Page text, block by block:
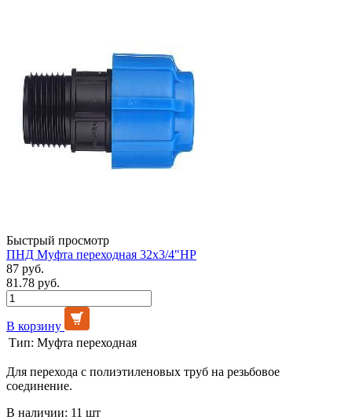
Быстрый просмотр
ПНД Муфта переходная 32х3/4"НР
87 руб.
81.78 руб.
В корзину
Тип: Муфта переходная
Для перехода с полиэтиленовых труб на резьбовое
соединение.
В наличии: 11 шт